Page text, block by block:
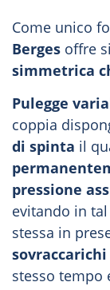
Come unico
Berges offre
simmetrica
Pulegge
coppia
di spinta il
pressione
evitando in
stessa in
sovraccarichi
stesso tempo